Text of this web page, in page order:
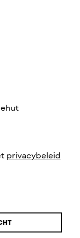
privacybeleid